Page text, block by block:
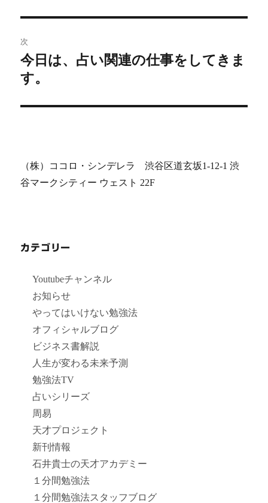
ビ
ゲ
ー
稿:
次
次
の
稿:
今日は、占い関連の仕事をしてきま
す。
（株）ココロ・シンデレラ 渋谷区道玄坂1-12-1 渋
谷マークシティー ウェスト 22F
カテゴリー
Youtubeチャンネル
お知らせ
やってはいけない勉強法
オフィシャルブログ
ビジネス書解説
人生が変わる未来予測
勉強法TV
占いシリーズ
周易
天才プロジェクト
新刊情報
石井貴士の天才アカデミー
１分間勉強法
１分間勉強法スタッフブログ